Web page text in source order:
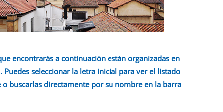
encontrarás a continuación están organizadas en
Puedes seleccionar la letra inicial para ver el listado
buscarlas directamente por su nombre en la barra